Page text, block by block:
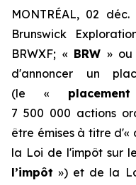
MONTRÉAL, 02
Brunswick
BRWXF; « BRW »
d'annoncer un
(le « placement
7 500 000 actions
être émises à titre d'«
la Loi de l'impôt sur
l’impôt ») et de la